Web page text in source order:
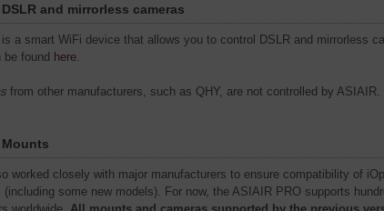
and mirrorless cameras
a smart WiFi device that allows you to control DSLR and mirrorless
be found here
from other manufacturers, such as QHY, are not controlled by ASIAIR.
worked closely with major manufacturers to ensure compatibility of
(including some new models). For now, the ASIAIR PRO supports
worldwide. All mounts and cameras supported by the previous